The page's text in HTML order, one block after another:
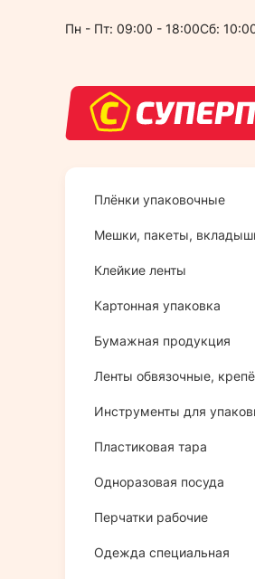
Пн - Пт: 09:00 - 18:00Сб:
Плёнки упаковочные
Мешки, пакеты,
Клейкие ленты
Картонная упаковка
Бумажная продукция
Ленты обвязочные,
Инструменты для
Пластиковая тара
Одноразовая посуда
Перчатки рабочие
Одежда специальная